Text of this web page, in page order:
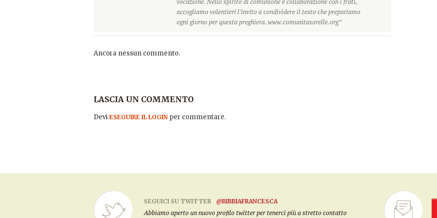
vocazione. Nello spirito di comunione e collaborazione con i frati,
accogliamo volentieri l'invito a condividere il testo che prepariamo
ogni giorno per questa preghiera. www.comunitasorelle.org”
Ancora nessun commento.
LASCIA UN COMMENTO
Devi ESEGUIRE IL LOGIN per commentare.
SEGUICI SU TWITTER
@BIBBIAFRANCESCA
Abbiamo aperto un nuovo profilo twitter per tenerci più a stretto contatto